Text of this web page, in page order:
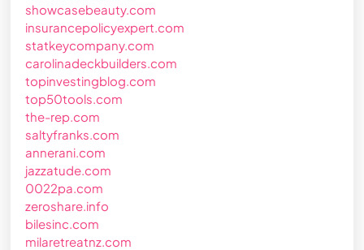
showcasebeauty.com
insurancepolicyexpert.com
statkeycompany.com
carolinadeckbuilders.com
topinvestingblog.com
top50tools.com
the-rep.com
saltyfranks.com
annerani.com
jazzatude.com
0022pa.com
zeroshare.info
bilesinc.com
milaretreatnz.com